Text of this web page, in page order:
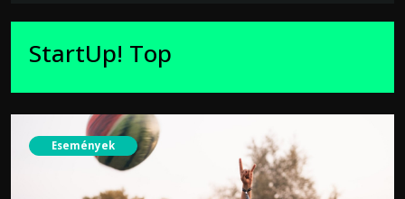
StartUp! Top
Események